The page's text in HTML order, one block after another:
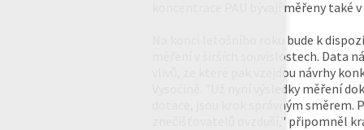
koncentrace PAU bývají měřeny také
Na konci letošního roku bude k
měření v širších souvislostech. Data
vlivů, ze které pak vzejdou návrhy
Vysočině. "Už nyní výsledky měření
dotace, jsou krok správným
znečišťovatelů ovzduší," připomněl